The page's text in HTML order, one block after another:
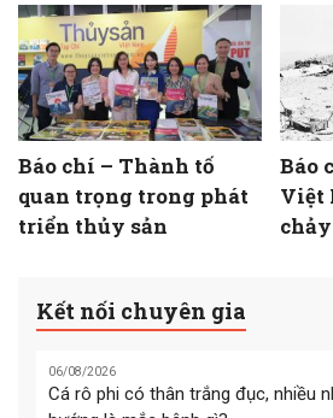
Báo chí – Thành tố
quan trọng trong phát
triển thủy sản
Báo
Việt
Kết nối chuyên gia
06/08/2026
Cá rô phi có thân trắng đục, nhiều